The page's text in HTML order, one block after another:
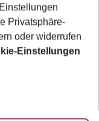
Privatsphäre-
oder widerrufen
Einstellungen